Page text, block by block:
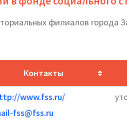
филиалов города
Контакты
www.fss.ru/
fss@fss.ru